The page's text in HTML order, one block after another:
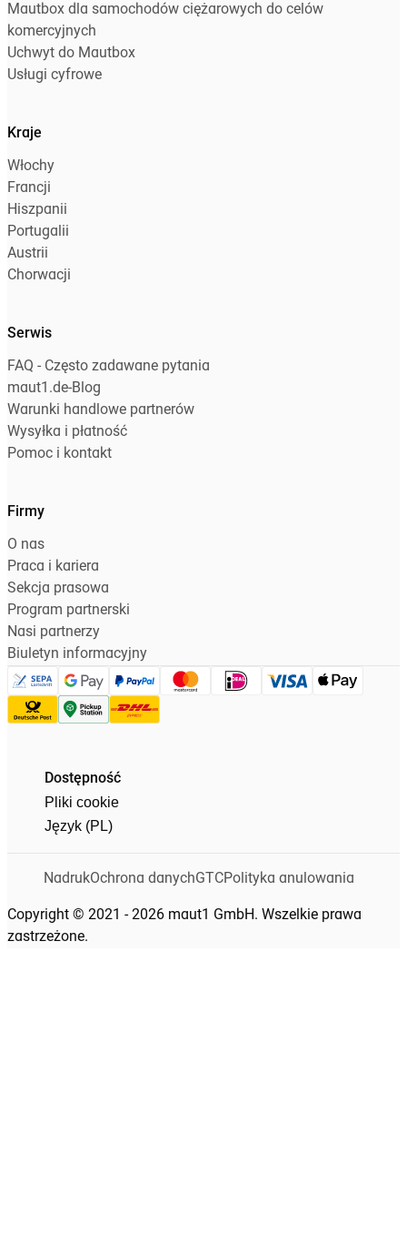
Mautbox dla samochodów ciężarowych do celów
komercyjnych
Uchwyt do Mautbox
Usługi cyfrowe
Kraje
Włochy
Francji
Hiszpanii
Portugalii
Austrii
Chorwacji
Serwis
FAQ - Często zadawane pytania
maut1.de-Blog
Warunki handlowe partnerów
Wysyłka i płatność
Pomoc i kontakt
Firmy
O nas
Praca i kariera
Sekcja prasowa
Program partnerski
Nasi partnerzy
Biuletyn informacyjny
Dostępność
Pliki cookie
Język (PL)
Copyright © 2021 - 2026 maut1 GmbH. Wszelkie prawa
zastrzeżone.
NadrukOchrona danychGTCPolityka anulowania